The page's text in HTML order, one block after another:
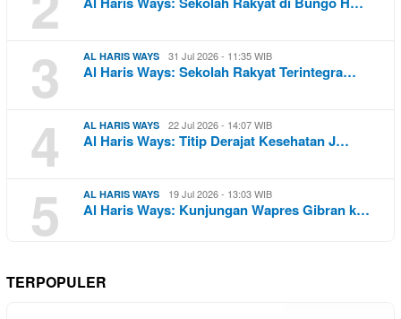
3 AL HARIS WAYS 31 Jul 2026 - 11:35 WIB
Al Haris Ways: Sekolah Rakyat Terintegra…
4 AL HARIS WAYS 22 Jul 2026 - 14:07 WIB
Al Haris Ways: Titip Derajat Kesehatan J…
5 AL HARIS WAYS 19 Jul 2026 - 13:03 WIB
Al Haris Ways: Kunjungan Wapres Gibran k…
TERPOPULER